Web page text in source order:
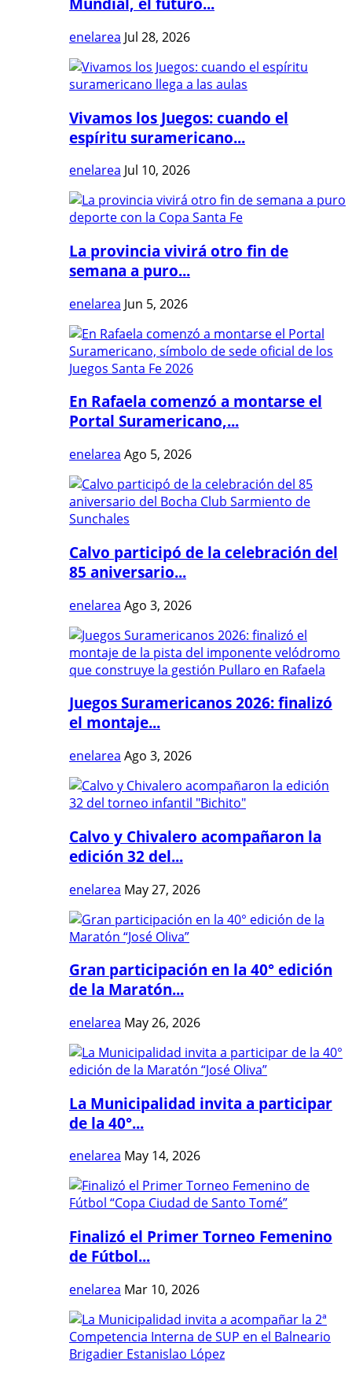
enelarea Jul 28, 2026
Vivamos los Juegos: cuando el
espíritu suramericano...
enelarea Jul 10, 2026
La provincia vivirá otro fin de
semana a puro...
enelarea Jun 5, 2026
En Rafaela comenzó a montarse el
Portal Suramericano,...
enelarea Ago 5, 2026
Calvo participó de la celebración del
85 aniversario...
enelarea Ago 3, 2026
Juegos Suramericanos 2026: finalizó
el montaje...
enelarea Ago 3, 2026
Calvo y Chivalero acompañaron la
edición 32 del...
enelarea May 27, 2026
Gran participación en la 40° edición
de la Maratón...
enelarea May 26, 2026
La Municipalidad invita a participar
de la 40°...
enelarea May 14, 2026
Finalizó el Primer Torneo Femenino
de Fútbol...
enelarea Mar 10, 2026